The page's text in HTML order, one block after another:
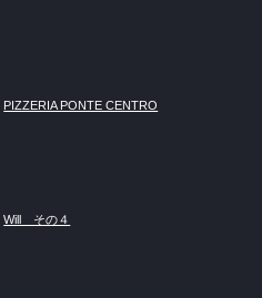
PIZZERIA PONTE CENTRO
Will その４